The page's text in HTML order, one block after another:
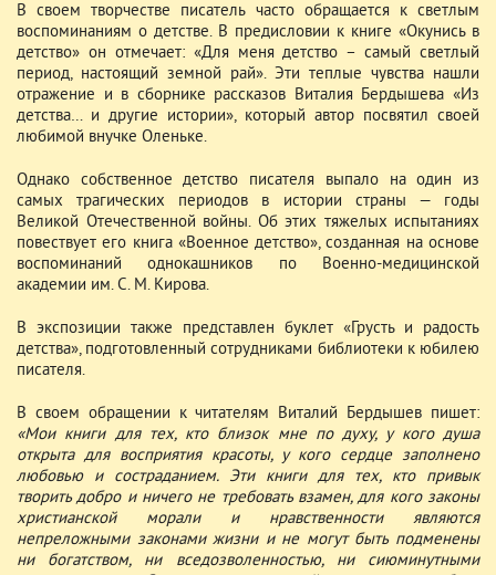
В своем творчестве писатель часто обращается к светлым
воспоминаниям о детстве. В предисловии к книге «Окунись в
детство» он отмечает: «Для меня детство – самый светлый
период, настоящий земной рай». Эти теплые чувства нашли
отражение и в сборнике рассказов Виталия Бердышева «Из
детства… и другие истории», который автор посвятил своей
любимой внучке Оленьке.
Однако собственное детство писателя выпало на один из
самых трагических периодов в истории страны — годы
Великой Отечественной войны. Об этих тяжелых испытаниях
повествует его книга «Военное детство», созданная на основе
воспоминаний однокашников по Военно-медицинской
академии им. С. М. Кирова.
В экспозиции также представлен буклет «Грусть и радость
детства», подготовленный сотрудниками библиотеки к юбилею
писателя.
В своем обращении к читателям Виталий Бердышев пишет:
«Мои книги для тех, кто близок мне по духу, у кого душа
открыта для восприятия красоты, у кого сердце заполнено
любовью и состраданием. Эти книги для тех, кто привык
творить добро и ничего не требовать взамен, для кого законы
христианской морали и нравственности являются
непреложными законами жизни и не могут быть подменены
ни богатством, ни вседозволенностью, ни сиюминутными